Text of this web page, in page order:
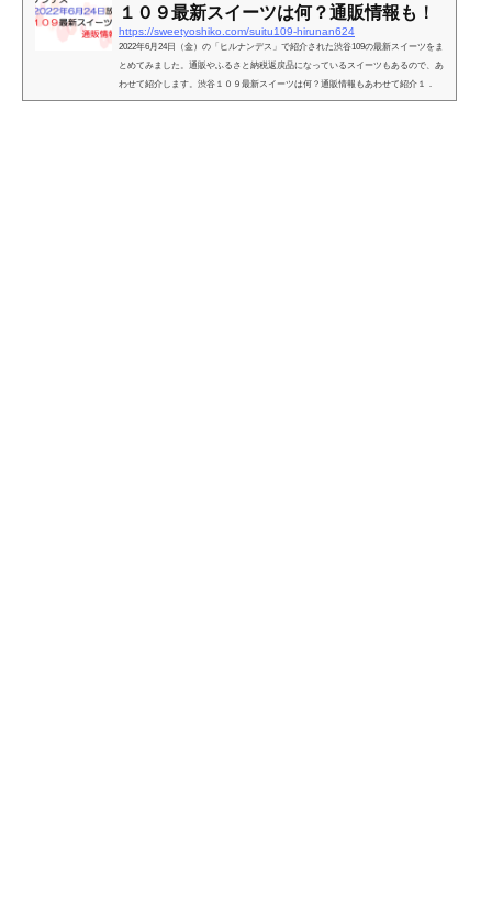
１０９最新スイーツは何？通販情報も！
https://sweetyoshiko.com/suitu109-hirunan624
2022年6月24日（金）の「ヒルナンデス」で紹介された渋谷109の最新スイーツをま
とめてみました。通販やふるさと納税返戻品になっているスイーツもあるので、あ
わせて紹介します。渋谷１０９最新スイーツは何？通販情報もあわせて紹介１．
「壺芋ブリュレ」 「壺芋ブリュレすとあ」IMADA KITCHENヒルナンデスでは、